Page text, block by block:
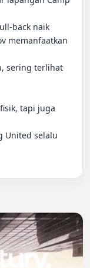
back naik
memanfaatkan
sering terlihat
tapi juga
United selalu